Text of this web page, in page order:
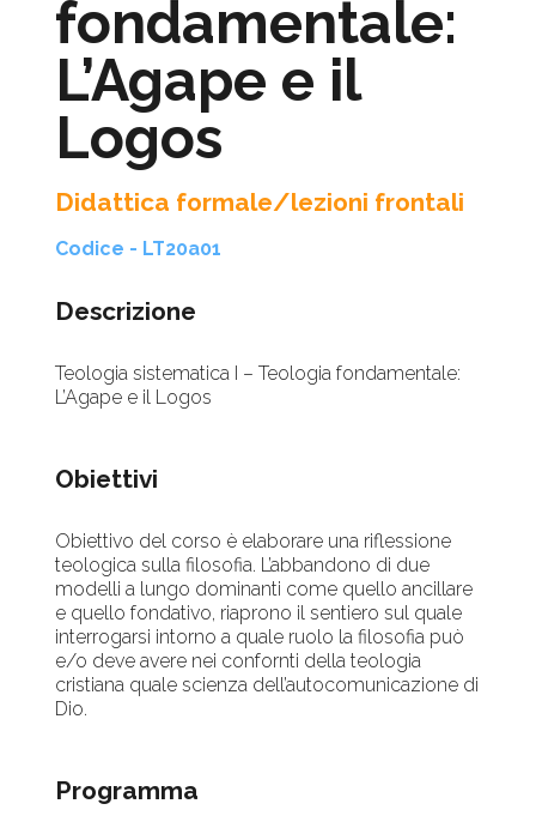
fondamentale:
L’Agape e il
Logos
Didattica formale/lezioni frontali
Codice - LT20a01
Descrizione
Teologia sistematica I – Teologia fondamentale:
L’Agape e il Logos
Obiettivi
Obiettivo del corso è elaborare una riflessione
teologica sulla filosofia. L’abbandono di due
modelli a lungo dominanti come quello ancillare
e quello fondativo, riaprono il sentiero sul quale
interrogarsi intorno a quale ruolo la filosofia può
e/o deve avere nei confornti della teologia
cristiana quale scienza dell’autocomunicazione di
Dio.
Programma